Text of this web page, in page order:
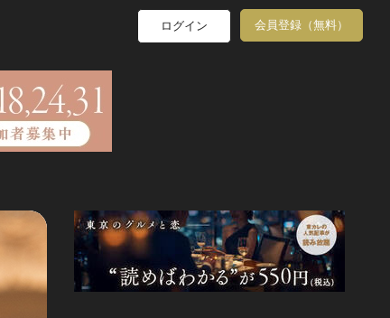
ログイン 会員登録（無料）